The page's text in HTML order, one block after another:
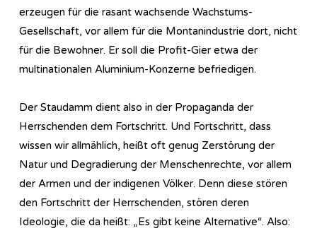
erzeugen für die rasant wachsende Wachstums-
Gesellschaft, vor allem für die Montanindustrie dort, nicht
für die Bewohner. Er soll die Profit-Gier etwa der
multinationalen Aluminium-Konzerne befriedigen.
Der Staudamm dient also in der Propaganda der
Herrschenden dem Fortschritt. Und Fortschritt, dass
wissen wir allmählich, heißt oft genug Zerstörung der
Natur und Degradierung der Menschenrechte, vor allem
der Armen und der indigenen Völker. Denn diese stören
den Fortschritt der Herrschenden, stören deren
Ideologie, die da heißt: „Es gibt keine Alternative“. Also: